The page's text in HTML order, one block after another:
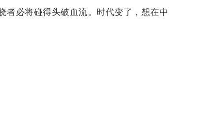
者必将碰得头破血流。时代变了，想在中